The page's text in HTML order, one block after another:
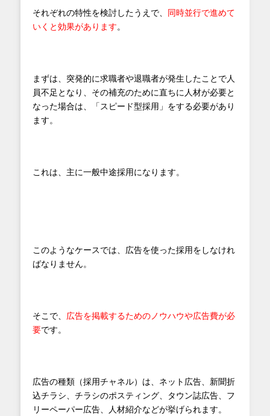
それぞれの特性を検討したうえで、 同時並行で進めて
いくと効果があります。
まずは、突発的に求職者や退職者が発生したことで人
員不足となり、その補充のために直ちに人材が必要と
なった場合は、「スピード型採用」をする必要があり
ます。
これは、主に一般中途採用になります。
このようなケースでは、広告を使った採用をしなけれ
ばなりません。
そこで、 広告を掲載するためのノウハウや広告費が必
要です。
広告の種類（採用チャネル）は、ネット広告、新聞折
込チラシ、チラシのポスティング、タウン誌広告、フ
リーペーパー広告、人材紹介などが挙げられます。